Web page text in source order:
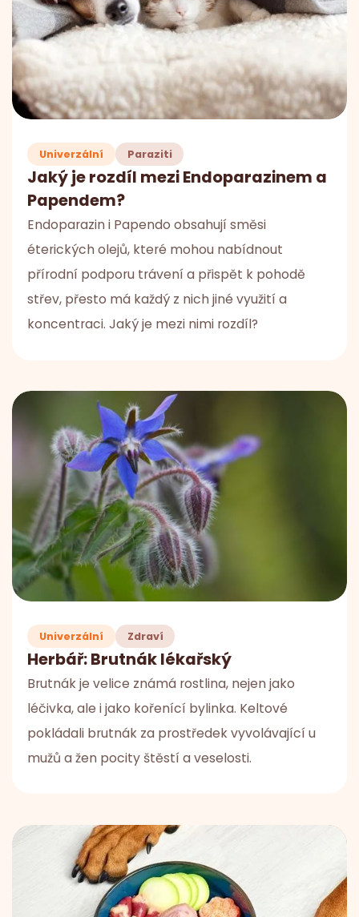
Univerzální Paraziti
Jaký je rozdíl mezi Endoparazinem a
Papendem?
Endoparazin i Papendo obsahují směsi
éterických olejů, které mohou nabídnout
přírodní podporu trávení a přispět k pohodě
střev, přesto má každý z nich jiné využití a
koncentraci. Jaký je mezi nimi rozdíl?
Univerzální Zdraví
Herbář: Brutnák lékařský
Brutnák je velice známá rostlina, nejen jako
léčivka, ale i jako kořenící bylinka. Keltové
pokládali brutnák za prostředek vyvolávající u
mužů a žen pocity štěstí a veselosti.